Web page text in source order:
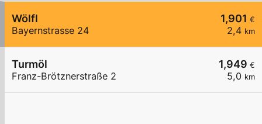
1,901 €
2,4 km
Wölfl
Bayernstrasse 24
1,949 €
5,0 km
Turmöl
Franz-Brötznerstraße 2